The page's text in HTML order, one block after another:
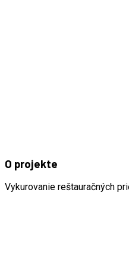
O projekte
Vykurovanie reštauračných